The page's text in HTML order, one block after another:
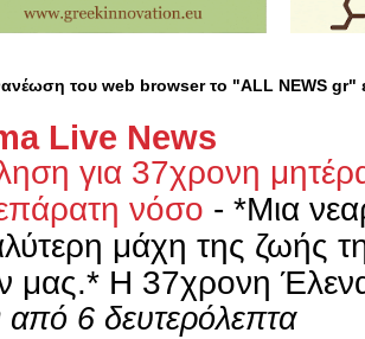
του web browser το "ALL NEWS gr"
Live News
για 37χρονη
νόσο - *Μια
μάχη της ζωής
μας.* Η 37χρονη
από 6 δευτερόλεπτα